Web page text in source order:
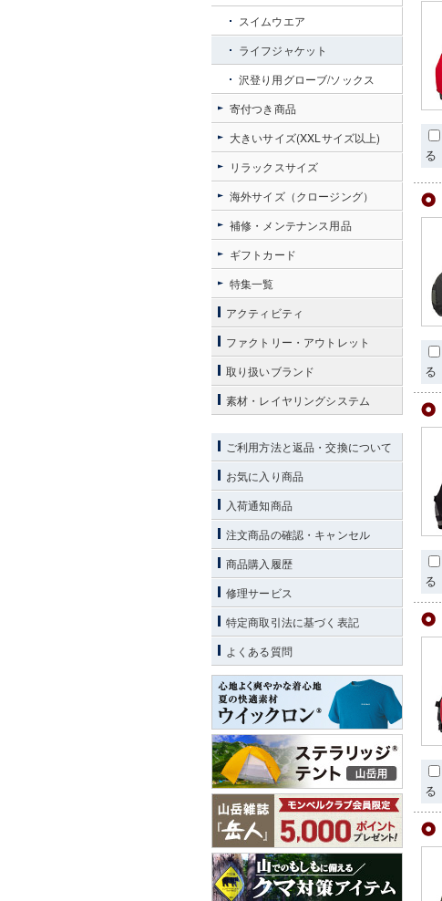
る
る
る
る
スイムウエア
ライフジャケット
沢登り用グローブ/ソックス
寄付つき商品
大きいサイズ(XXLサイズ以上)
リラックスサイズ
海外サイズ（クロージング）
補修・メンテナンス用品
ギフトカード
特集一覧
アクティビティ
ファクトリー・アウトレット
取り扱いブランド
素材・レイヤリングシステム
ご利用方法と返品・交換について
お気に入り商品
入荷通知商品
注文商品の確認・キャンセル
商品購入履歴
修理サービス
特定商取引法に基づく表記
よくある質問